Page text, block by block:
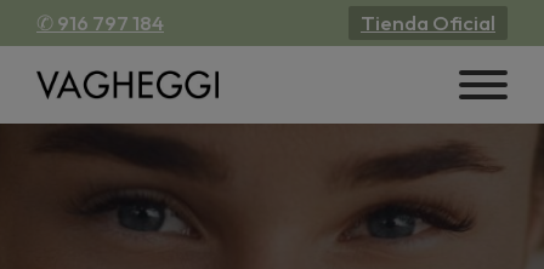
✆ 916 797 184 Tienda Oficial